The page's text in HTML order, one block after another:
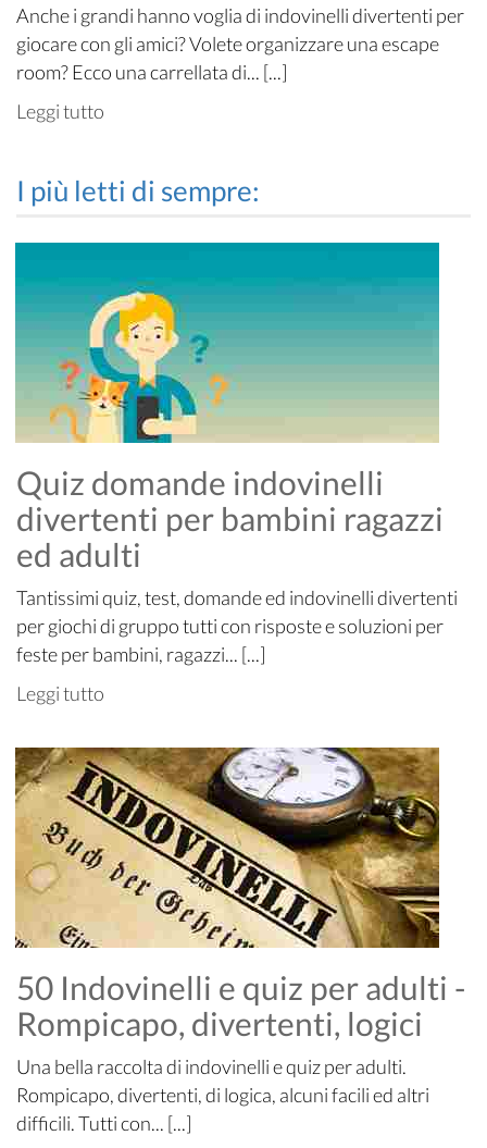
Anche i grandi hanno voglia di indovinelli divertenti per
giocare con gli amici? Volete organizzare una escape
room? Ecco una carrellata di... [...]
Leggi tutto
I più letti di sempre:
Quiz domande indovinelli
divertenti per bambini ragazzi
ed adulti
Tantissimi quiz, test, domande ed indovinelli divertenti
per giochi di gruppo tutti con risposte e soluzioni per
feste per bambini, ragazzi... [...]
Leggi tutto
50 Indovinelli e quiz per adulti -
Rompicapo, divertenti, logici
Una bella raccolta di indovinelli e quiz per adulti.
Rompicapo, divertenti, di logica, alcuni facili ed altri
difficili. Tutti con... [...]